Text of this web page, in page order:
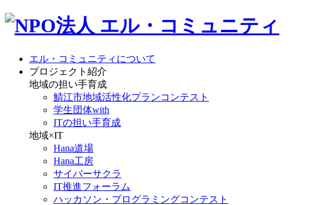
エル・コミュニティについて
プロジェクト紹介
地域の担い手育成
鯖江市地域活性化プランコンテスト
学生団体with
ITの担い手育成
地域×IT
Hana道場
Hana工房
サイバーサクラ
IT推進フォーラム
ハッカソン・プログラミングコンテスト